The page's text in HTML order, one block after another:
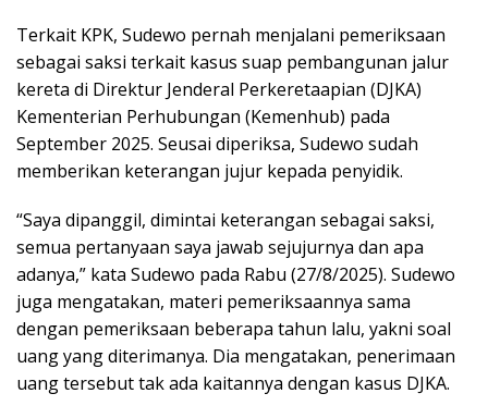
Terkait KPK, Sudewo pernah menjalani pemeriksaan
sebagai saksi terkait kasus suap pembangunan jalur
kereta di Direktur Jenderal Perkeretaapian (DJKA)
Kementerian Perhubungan (Kemenhub) pada
September 2025. Seusai diperiksa, Sudewo sudah
memberikan keterangan jujur kepada penyidik.
“Saya dipanggil, dimintai keterangan sebagai saksi,
semua pertanyaan saya jawab sejujurnya dan apa
adanya,” kata Sudewo pada Rabu (27/8/2025). Sudewo
juga mengatakan, materi pemeriksaannya sama
dengan pemeriksaan beberapa tahun lalu, yakni soal
uang yang diterimanya. Dia mengatakan, penerimaan
uang tersebut tak ada kaitannya dengan kasus DJKA.